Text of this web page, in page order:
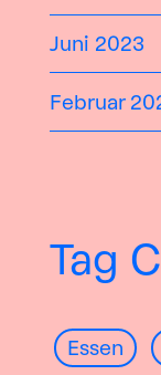
Juni 2023
Februar
Tag
Essen